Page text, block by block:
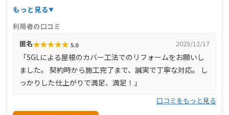
手掛けています。すべての施工を自社で行うため、品質管
ます。また、新築・改築など家全般の工事も可能で、幅広
いニーズに対応しています。公式サイトでは、施工事例や
サービス内容が詳しく紹介されており、信頼性の高い業者
として地域住民から支持を受けています。
もっと見る
利用者の口コミ
匿名★★★★★ 5.0 2025/12/17
「SGLによる屋根のカバー工法でのリフォームをお願いし
ました。 契約時から施工完了まで、誠実で丁寧な対応。 し
っかりした仕上がりで満足、満足！」
口コミをもっと見る